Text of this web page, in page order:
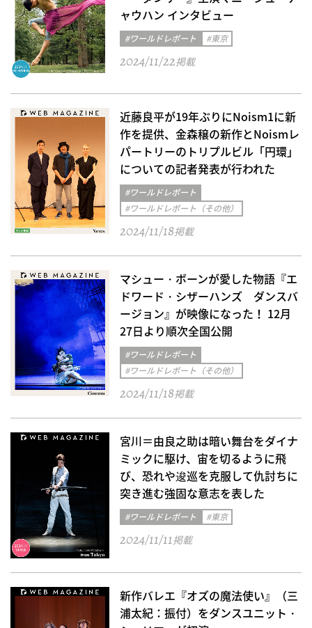
ャウハン インタビュー
#ワールドレポート #東京
2024/11/22掲載
近藤良平が19年ぶりにNoism1に新
作を提供、金森穣の新作とNoismレ
パートリーのトリプルビル「円環」
についての記者発表が行われた
#ワールドレポート
#ワールドレポート（その他）
2024/11/18掲載
マシュー・ボーンが愛した物語『エ
ドワード・シザーハンズ ダンスバ
ージョン』が映像になった！ 12月
27日より順次全国公開
#ワールドレポート
#ワールドレポート（その他）
2024/11/18掲載
宮川＝由良之助は暗い舞台をダイナ
ミックに駆け、宙を切るように飛
び、恐れや逡巡を克服して仇討ちに
突き進む強固な意志を表した
#ワールドレポート #東京
2024/11/11掲載
新作バレエ『オズの魔法使い』（三
浦太紀：振付）をダンスユニット・